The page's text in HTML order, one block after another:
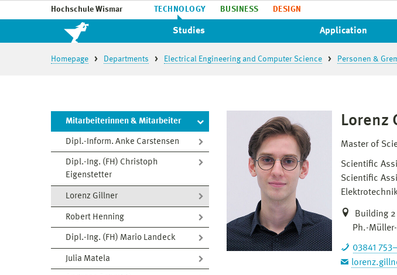
Hochschule Wismar TECHNOLOGY BUSINESS DESIGN
Studies Application
Homepage Departments Electrical Engineering and Computer Science Personen &
Mitarbeiterinnen & Mitarbeiter
Dipl.-Inform. Anke Carstensen
Dipl.-Ing. (FH) Christoph
Eigenstetter
Lorenz Gillner
Robert Henning
Dipl.-Ing. (FH) Mario Landeck
Julia Matela
Lorenz
Master of
Scientific
Scientific
Building 2
Ph.-
03841